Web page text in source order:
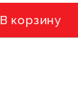
В корзину